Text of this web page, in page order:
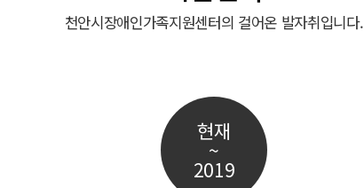
천안시장애인가족지원센터의 걸어온 발자취입니다.
현재
~
2019